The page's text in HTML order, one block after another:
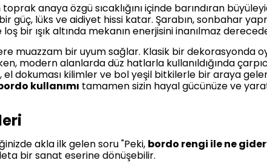
toprak anaya özgü sıcaklığını içinde barındıran
güç, lüks ve aidiyet hissi katar. Şarabın, sonbahar
bir ışık altında mekanın enerjisini inanılmaz derecede
muazzam bir uyum sağlar. Klasik bir dekorasyonda
modern alanlarda düz hatlarla kullanıldığında
dokuması kilimler ve bol yeşil bitkilerle bir araya
kullanımı tamamen sizin hayal gücünüze ve
akla ilk gelen soru "Peki, bordo rengi ile ne gider
bir sanat eserine dönüşebilir.